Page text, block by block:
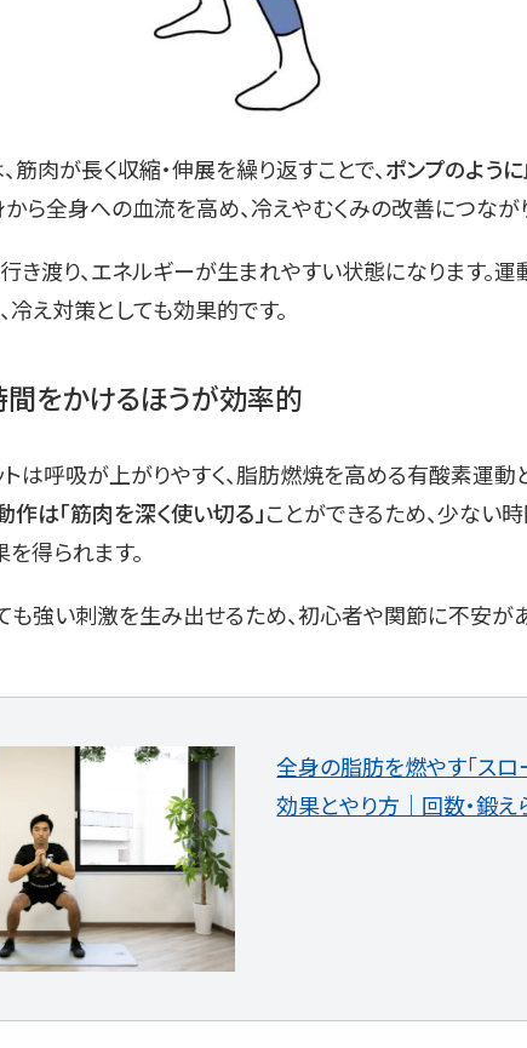
筋肉が長く収縮・伸展を繰り返すことで、ポンプのよう
ら全身への血流を高め、冷えやむくみの改善につなが
き渡り、エネルギーが生まれやすい状態になります。
冷え対策としても効果的です。
間をかけるほうが効率的
トは呼吸が上がりやすく、脂肪燃焼を高める有酸素運動
作は「筋肉を深く使い切る」ことができるため、少ない
得られます。
も強い刺激を生み出せるため、初心者や関節に不安が
全身の脂肪を燃やす「スロ
効果とやり方｜回数・鍛え